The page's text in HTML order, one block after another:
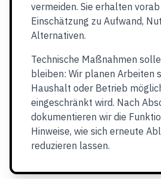
vermeiden. Sie erhalten
Einschätzung zu Aufwand,
Alternativen.
Technische Maßnahmen
bleiben: Wir planen Arbeiten
Haushalt oder Betrieb
eingeschränkt wird. Nach
dokumentieren wir die
Hinweise, wie sich erneute
reduzieren lassen.